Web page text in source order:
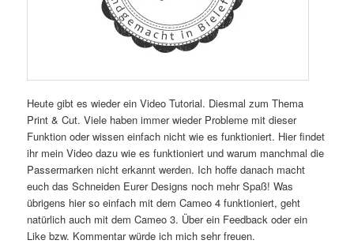
Heute gibt es wieder ein Video Tutorial. Diesmal zum Thema
Print & Cut. Viele haben immer wieder Probleme mit dieser
Funktion oder wissen einfach nicht wie es funktioniert. Hier findet
ihr mein Video dazu wie es funktioniert und warum manchmal die
Passermarken nicht erkannt werden. Ich hoffe danach macht
euch das Schneiden Eurer Designs noch mehr Spaß! Was
übrigens hier so einfach mit dem Cameo 4 funktioniert, geht
natürlich auch mit dem Cameo 3. Über ein Feedback oder ein
Like bzw. Kommentar würde ich mich sehr freuen.